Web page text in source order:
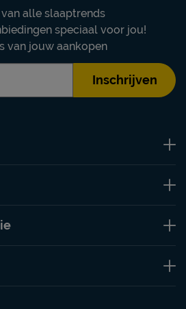
alle slaaptrends
speciaal voor jou!
van jouw aankopen
Inschrijven